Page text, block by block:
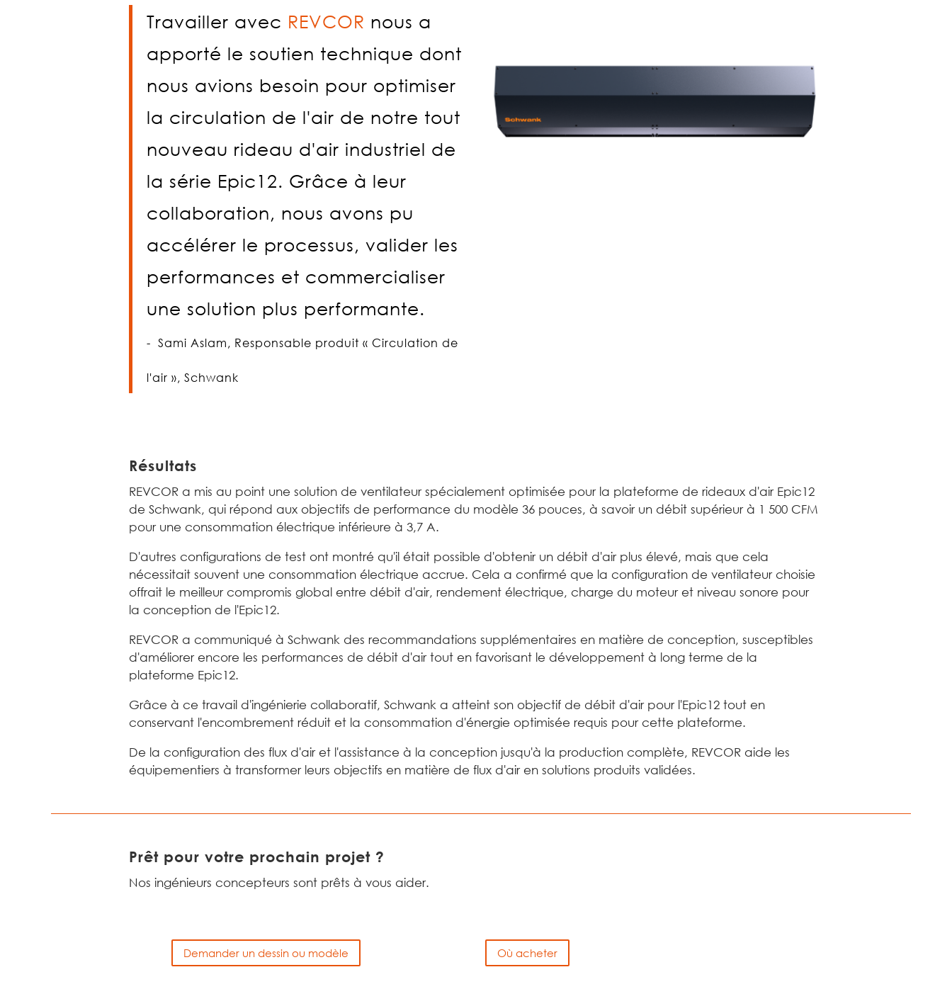
Travailler avec REVCOR nous a
apporté le soutien technique dont
nous avions besoin pour optimiser
la circulation de l'air de notre tout
nouveau rideau d'air industriel de
la série Epic12. Grâce à leur
collaboration, nous avons pu
accélérer le processus, valider les
performances et commercialiser
une solution plus performante.
-Sami Aslam, Responsable produit « Circulation de
l'air », Schwank
Résultats
REVCOR a mis au point une solution de ventilateur spécialement optimisée pour la plateforme de rideaux d'air Epic12
de Schwank, qui répond aux objectifs de performance du modèle 36 pouces, à savoir un débit supérieur à 1 500 CFM
pour une consommation électrique inférieure à 3,7 A.
D'autres configurations de test ont montré qu'il était possible d'obtenir un débit d'air plus élevé, mais que cela
nécessitait souvent une consommation électrique accrue. Cela a confirmé que la configuration de ventilateur choisie
offrait le meilleur compromis global entre débit d'air, rendement électrique, charge du moteur et niveau sonore pour
la conception de l'Epic12.
REVCOR a communiqué à Schwank des recommandations supplémentaires en matière de conception, susceptibles
d'améliorer encore les performances de débit d'air tout en favorisant le développement à long terme de la
plateforme Epic12.
Grâce à ce travail d'ingénierie collaboratif, Schwank a atteint son objectif de débit d'air pour l'Epic12 tout en
conservant l'encombrement réduit et la consommation d'énergie optimisée requis pour cette plateforme.
De la configuration des flux d'air et l'assistance à la conception jusqu'à la production complète, REVCOR aide les
équipementiers à transformer leurs objectifs en matière de flux d'air en solutions produits validées.
Prêt pour votre prochain projet ?
Nos ingénieurs concepteurs sont prêts à vous aider.
Demander un dessin ou modèle Où acheter